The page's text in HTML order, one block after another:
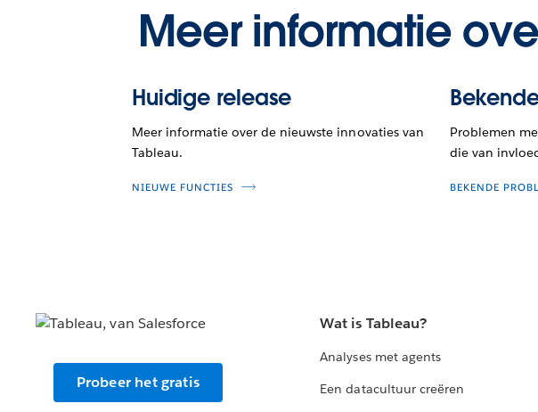
Meer informatie
Huidige release
Meer informatie over de nieuwste innovaties van
Tableau.
NIEUWE FUNCTIES
Problemen
die van
BEKENDE
Probeer het gratis
Wat is Tableau?
Analyses met agents
Een datacultuur creëren